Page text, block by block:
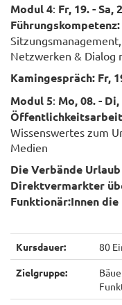
Modul4: Fr, 19. - Sa,
Führungskompetenz:
Netzwerken & Dialog
Kamingespräch: Fr,
Modul 5: Mo, 08. -
Wissenswertes zum
Medien
Die Verbände
Direktvermarkter
Funktionär:Innen
Kursdauer: 80
Zielgruppe: